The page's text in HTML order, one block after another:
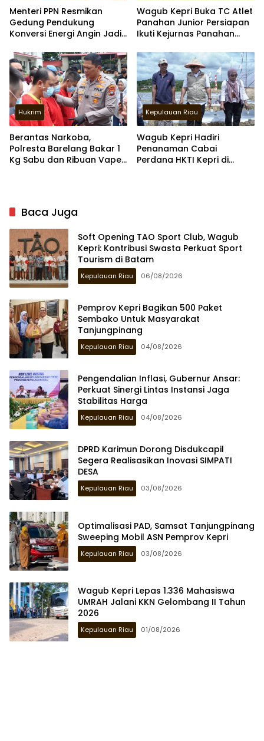
Menteri PPN Resmikan
Gedung Pendukung
Konversi Energi Angin Jadi
Wagub Kepri Buka TC Atlet
Panahan Junior Persiapan
Ikuti Kejurnas Panahan
Hukrim
Berantas Narkoba,
Polresta Barelang Bakar 1
Kg Sabu dan Ribuan Vape
Kepulauan Riau
Wagub Kepri Hadiri
Penanaman Cabai
Perdana HKTI Kepri di
Baca Juga
Soft Opening TAO Sport Club, Wagub
Kepri: Kontribusi Swasta Perkuat Sport
Tourism di Batam
Kepulauan Riau 06/08/2026
Pemprov Kepri Bagikan 500 Paket
Sembako Untuk Masyarakat
Tanjungpinang
Kepulauan Riau 04/08/2026
Pengendalian Inflasi, Gubernur Ansar:
Perkuat Sinergi Lintas Instansi Jaga
Stabilitas Harga
Kepulauan Riau 04/08/2026
DPRD Karimun Dorong Disdukcapil
Segera Realisasikan Inovasi SIMPATI
DESA
Kepulauan Riau 03/08/2026
Optimalisasi PAD, Samsat Tanjungpinang
Sweeping Mobil ASN Pemprov Kepri
Kepulauan Riau 03/08/2026
Wagub Kepri Lepas 1.336 Mahasiswa
UMRAH Jalani KKN Gelombang II Tahun
2026
Kepulauan Riau 01/08/2026